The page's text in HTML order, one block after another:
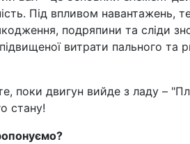
Під впливом навантажень,
подряпини та сліди
підвищеної витрати пального
поки двигун вийде з ладу –
стану!